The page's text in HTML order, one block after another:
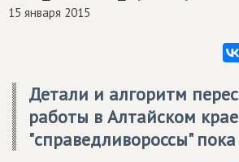
15 января 2015
Детали и алгоритм
работы в Алтайском крае
"справедливороссы"